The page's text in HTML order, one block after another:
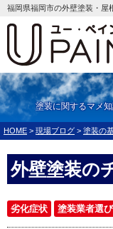
福岡県福岡市の外壁塗装・屋
塗装に関するマメ
HOME > 現場ブログ > 塗装の
外壁塗装の
劣化症状 塗装業者選び